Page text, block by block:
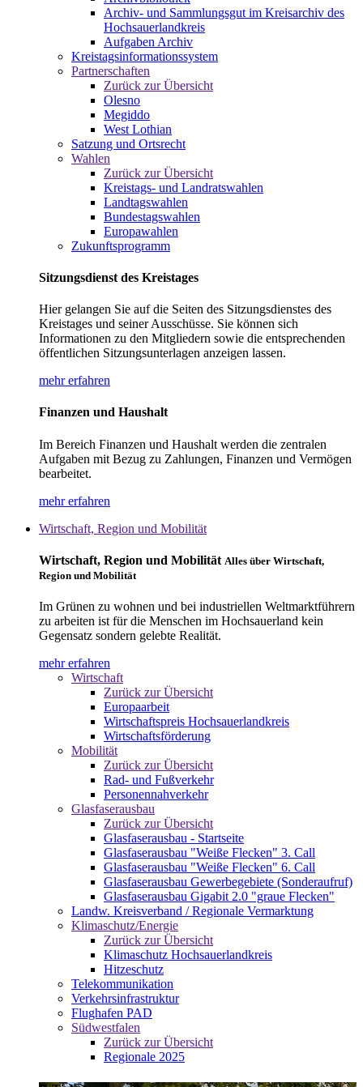
Archiv- und Sammlungsgut im Kreisarchiv des
Hochsauerlandkreis
Aufgaben Archiv
Kreistagsinformationssystem
Partnerschaften
Zurück zur Übersicht
Olesno
Megiddo
West Lothian
Satzung und Ortsrecht
Wahlen
Zurück zur Übersicht
Kreistags- und Landratswahlen
Landtagswahlen
Bundestagswahlen
Europawahlen
Zukunftsprogramm
Sitzungsdienst des Kreistages
Hier gelangen Sie auf die Seiten des Sitzungsdienstes des
Kreistages und seiner Ausschüsse. Sie können sich
Informationen zu den Mitgliedern sowie die entsprechenden
öffentlichen Sitzungsunterlagen anzeigen lassen.
mehr erfahren
Finanzen und Haushalt
Im Bereich Finanzen und Haushalt werden die zentralen
Aufgaben mit Bezug zu Zahlungen, Finanzen und Vermögen
bearbeitet.
mehr erfahren
Wirtschaft, Region und Mobilität
Wirtschaft, Region und Mobilität Alles über Wirtschaft,
Region und Mobilität
Im Grünen zu wohnen und bei industriellen Weltmarktführern
zu arbeiten ist für die Menschen im Hochsauerland kein
Gegensatz sondern gelebte Realität.
mehr erfahren
Wirtschaft
Zurück zur Übersicht
Europaarbeit
Wirtschaftspreis Hochsauerlandkreis
Wirtschaftsförderung
Mobilität
Zurück zur Übersicht
Rad- und Fußverkehr
Personennahverkehr
Glasfaserausbau
Zurück zur Übersicht
Glasfaserausbau - Startseite
Glasfaserausbau "Weiße Flecken" 3. Call
Glasfaserausbau "Weiße Flecken" 6. Call
Glasfaserausbau Gewerbegebiete (Sonderaufruf)
Glasfaserausbau Gigabit 2.0 "graue Flecken"
Landw. Kreisverband / Regionale Vermarktung
Klimaschutz/Energie
Zurück zur Übersicht
Klimaschutz Hochsauerlandkreis
Hitzeschutz
Telekommunikation
Verkehrsinfrastruktur
Flughafen PAD
Südwestfalen
Zurück zur Übersicht
Regionale 2025